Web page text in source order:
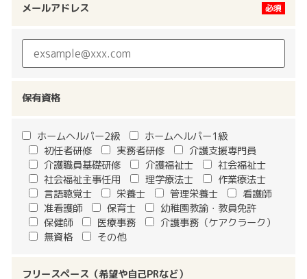
メールアドレス
保有資格
ホームヘルパー2級
ホームヘルパー1級
初任者研修
実務者研修
介護支援専門員
介護職員基礎研修
介護福祉士
社会福祉士
社会福祉主事任用
理学療法士
作業療法士
言語聴覚士
栄養士 管理栄養士
看護師
准看護師
保育士
幼稚園教諭・教員免許
保健師
医療事務
介護事務（ケアクラーク）
無資格
その他
フリースペース（希望や自己PRなど）